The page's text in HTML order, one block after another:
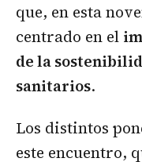
que, en esta
centrado en el
de la
sanitarios.
Los distintos
este encuentro,